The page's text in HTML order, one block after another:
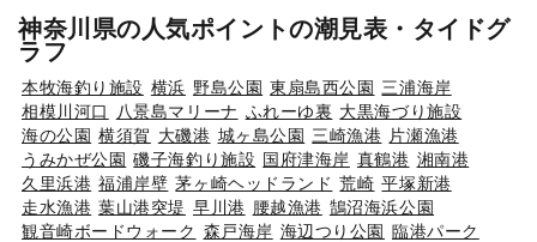
神奈川県の人気ポイントの潮見表・タイドグ
ラフ
本牧海釣り施設 横浜 野島公園 東扇島西公園 三浦海岸
相模川河口
八景島マリーナ ふれーゆ裏 大黒海づり施設
海の公園 横須賀 大磯港 城ヶ島公園 三崎漁港 片瀬漁港
うみかぜ公園 磯子海釣り施設 国府津海岸 真鶴港 湘南港
久里浜港 福浦岸壁 茅ヶ崎ヘッドランド 荒崎 平塚新港
走水漁港 葉山港突堤 早川港 腰越漁港 鵠沼海浜公園
観音崎ボードウォーク 森戸海岸 海辺つり公園 臨港パーク